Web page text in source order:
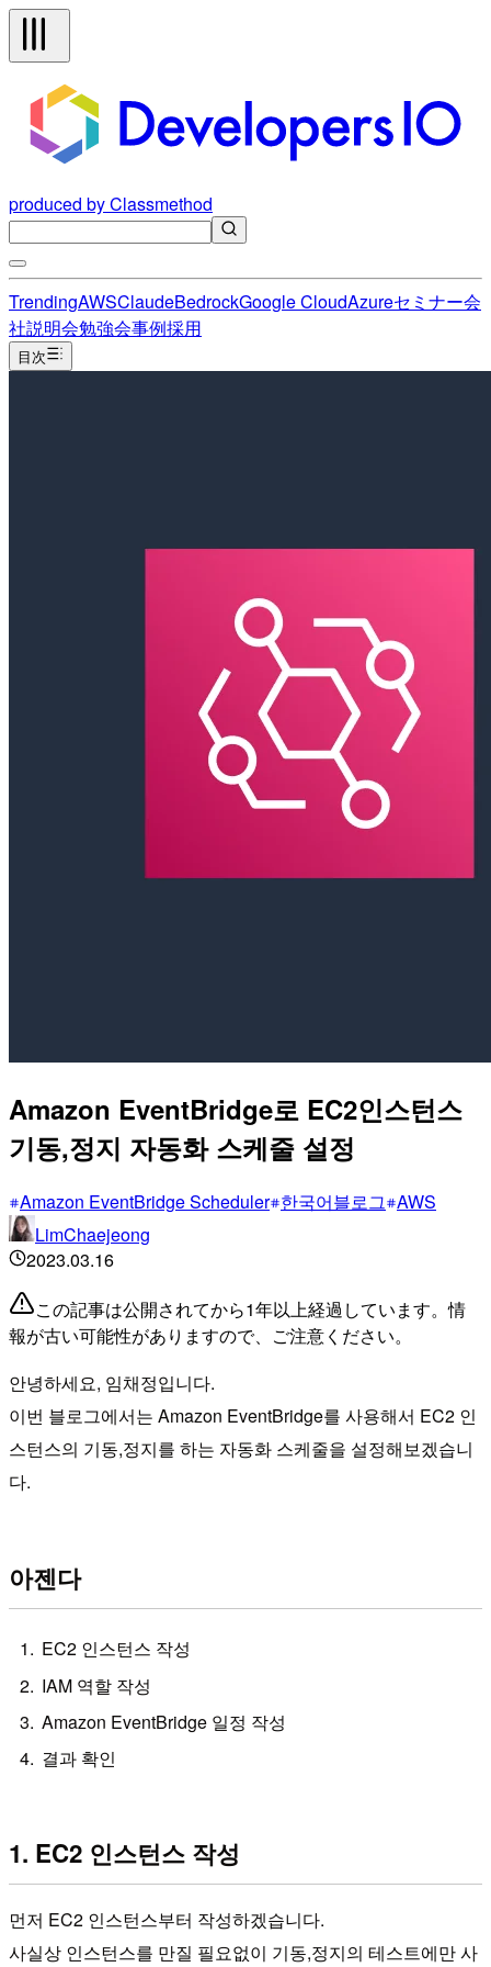
produced by Classmethod
TrendingAWSClaudeBedrockGoogle CloudAzureセミナー会
社説明会勉強会事例採用
目次
Amazon EventBridge로 EC2인스턴스
기동,정지 자동화 스케줄 설정
Amazon EventBridge Scheduler 한국어블로그 AWS
LimChaejeong
2023.03.16
この記事は公開されてから1年以上経過しています。情
報が古い可能性がありますので、ご注意ください。
안녕하세요, 임채정입니다.
이번 블로그에서는 Amazon EventBridge를 사용해서 EC2 인
스턴스의 기동,정지를 하는 자동화 스케줄을 설정해보겠습니
다.
아젠다
EC2 인스턴스 작성
IAM 역할 작성
Amazon EventBridge 일정 작성
결과 확인
1. EC2 인스턴스 작성
먼저 EC2 인스턴스부터 작성하겠습니다.
사실상 인스턴스를 만질 필요없이 기동,정지의 테스트에만 사